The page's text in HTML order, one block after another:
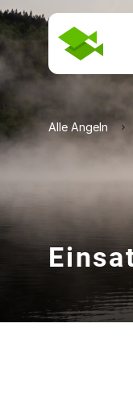
Alle Angeln